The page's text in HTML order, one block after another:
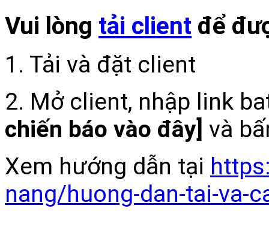
Vui lòng tải client để
1. Tải và đặt client
2. Mở client, nhập link
chiến báo vào đây] và
Xem hướng dẫn tại
nang/huong-dan-tai-va-